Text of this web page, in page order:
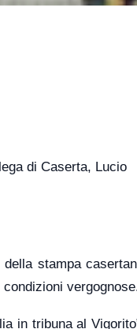
di Caserta, Lucio
stampa
in tribuna al